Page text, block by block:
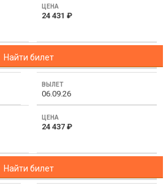
24 431 ₽
Найти билет
06.09.26
24 437 ₽
Найти билет